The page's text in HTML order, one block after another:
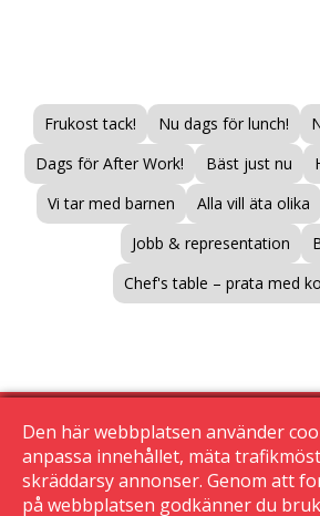
Frukost tack! Nu dags för lunch!
Dags för After Work!
Bäst just nu
Vi tar med barnen
Alla vill äta olika
Jobb & representation
Chef's table – prata med
© 2015 Krogguiden.se
113 24 Stockholm
Den här webbplatsen använder
anpassa innehållet, mäta
skräddarsy annonser. Genom att
på webbplatsen godkänner du